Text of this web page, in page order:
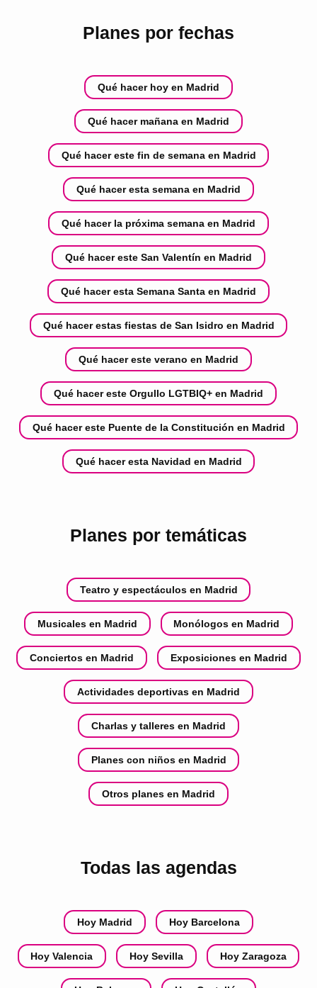
Planes por fechas
Qué hacer hoy en Madrid
Qué hacer mañana en Madrid
Qué hacer este fin de semana en Madrid
Qué hacer esta semana en Madrid
Qué hacer la próxima semana en Madrid
Qué hacer este San Valentín en Madrid
Qué hacer esta Semana Santa en Madrid
Qué hacer estas fiestas de San Isidro en Madrid
Qué hacer este verano en Madrid
Qué hacer este Orgullo LGTBIQ+ en Madrid
Qué hacer este Puente de la Constitución en Madrid
Qué hacer esta Navidad en Madrid
Planes por temáticas
Teatro y espectáculos en Madrid
Musicales en Madrid Monólogos en Madrid
Conciertos en Madrid Exposiciones en Madrid
Actividades deportivas en Madrid
Charlas y talleres en Madrid
Planes con niños en Madrid
Otros planes en Madrid
Todas las agendas
Hoy Madrid Hoy Barcelona
Hoy Valencia Hoy Sevilla Hoy Zaragoza